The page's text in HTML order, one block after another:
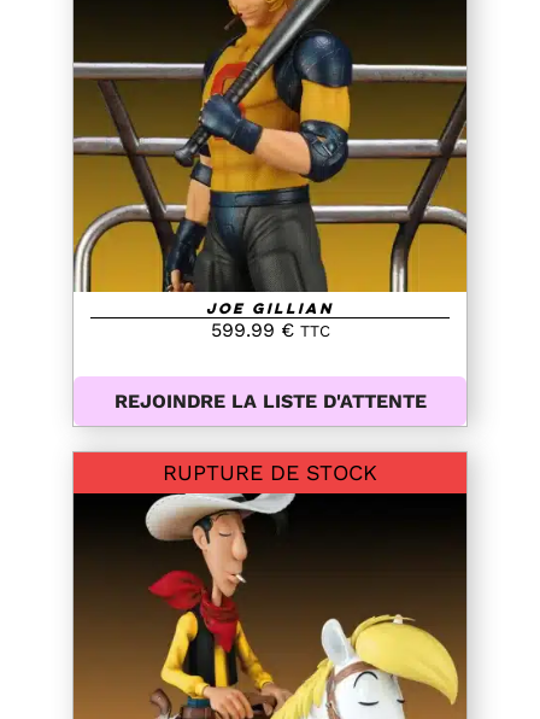
DETAILS
Joe Gillian
599.99 € TTC
REJOINDRE LA LISTE D'ATTENTE
RUPTURE DE STOCK
DETAILS